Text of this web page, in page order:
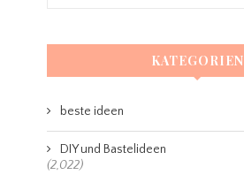
KATEGORIEN
beste ideen
DIY und Bastelideen
(2,022)